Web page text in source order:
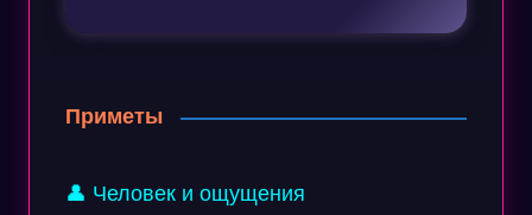
Приметы
👤 Человек и ощущения